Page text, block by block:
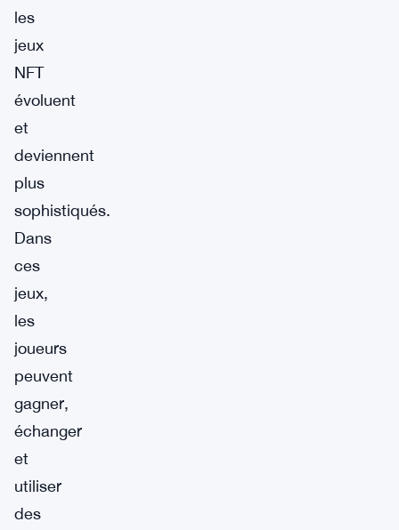
les
jeux
NFT
évoluent
et
deviennent
plus
sophistiqués.
Dans
ces
jeux,
les
joueurs
peuvent
gagner,
échanger
et
utiliser
des